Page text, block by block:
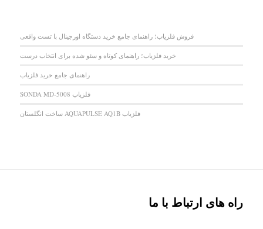
فروش فلزیاب؛ راهنمای جامع خرید دستگاه اورجینال با تست واقعی
خرید فلزیاب؛ راهنمای کوتاه و سئو شده برای انتخاب درست
راهنمای جامع خرید فلزیاب
فلزیاب SONDA MD-5008
فلزیاب AQUAPULSE AQ1B ساخت انگلستان
راه های ارتباط با ما